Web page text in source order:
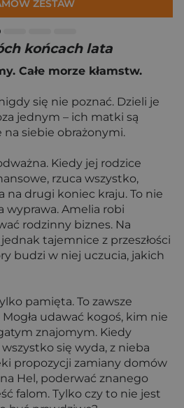
ZESTAW
końcach lata
Całe morze kłamstw.
się nie poznać. Dzieli je
jednym – ich matki są
siebie obrażonymi.
Kiedy jej rodzice
rzuca wszystko,
na drugi koniec kraju. To nie
wyprawa. Amelia robi
rodzinny biznes. Na
tajemnice z przeszłości
budzi w niej uczucia, jakich
pamięta. To zawsze
udawać kogoś, kim nie
znajomym. Kiedy
się wyda, z nieba
propozycji zamiany domów
Hel, poderwać znanego
falom. Tylko czy to nie jest